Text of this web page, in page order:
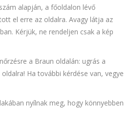
alapján, a főoldalon lévő
el erre az oldalra. Avagy látja az
Kérjük, ne rendeljen csak a kép
a Braun oldalán: ugrás a
oldalra! Ha további kérdése van, vegye
nyílnak meg, hogy könnyebben